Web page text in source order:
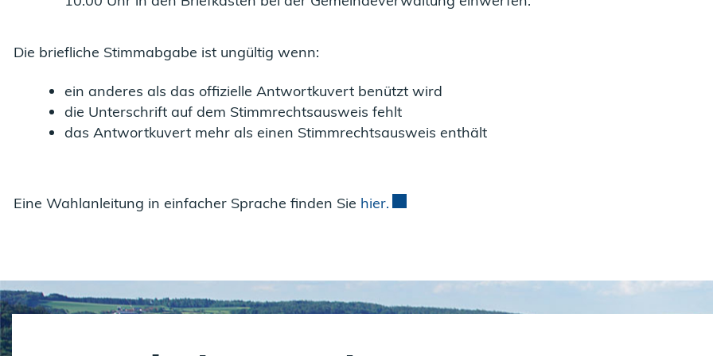
Die briefliche Stimmabgabe ist ungültig wenn:
ein anderes als das offizielle Antwortkuvert benützt wird
die Unterschrift auf dem Stimmrechtsausweis fehlt
das Antwortkuvert mehr als einen Stimmrechtsausweis enthält
Eine Wahlanleitung in einfacher Sprache finden Sie hier.
Fusszeile